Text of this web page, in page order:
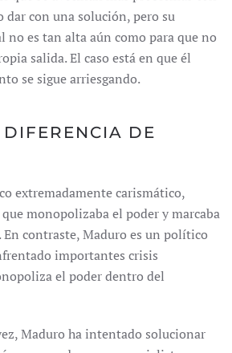
dar con una solución, pero su
es tan alta aún como para que no
salida. El caso está en que él
se sigue arriesgando.
DE
extremadamente carismático,
monopolizaba el poder y marcaba
contraste, Maduro es un político
importantes crisis
el poder dentro del
Maduro ha intentado solucionar